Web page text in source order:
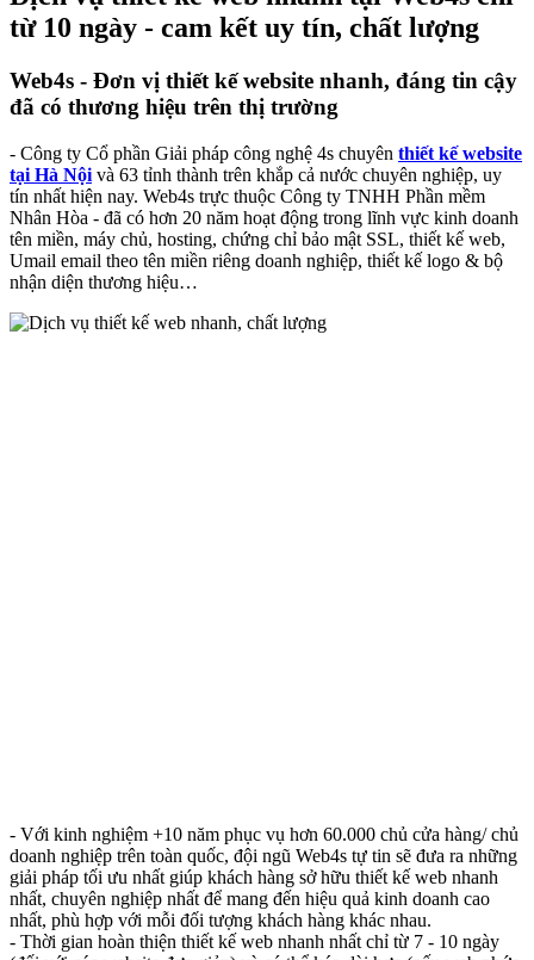
từ 10 ngày - cam kết uy tín, chất lượng
Web4s - Đơn vị thiết kế website nhanh, đáng tin cậy
đã có thương hiệu trên thị trường
- Công ty Cổ phần Giải pháp công nghệ 4s chuyên thiết kế website
tại Hà Nội và 63 tỉnh thành trên khắp cả nước chuyên nghiệp, uy
tín nhất hiện nay. Web4s trực thuộc Công ty TNHH Phần mềm
Nhân Hòa - đã có hơn 20 năm hoạt động trong lĩnh vực kinh doanh
tên miền, máy chủ, hosting, chứng chỉ bảo mật SSL, thiết kế web,
Umail email theo tên miền riêng doanh nghiệp, thiết kế logo & bộ
nhận diện thương hiệu…
- Với kinh nghiệm +10 năm phục vụ hơn 60.000 chủ cửa hàng/ chủ
doanh nghiệp trên toàn quốc, đội ngũ Web4s tự tin sẽ đưa ra những
giải pháp tối ưu nhất giúp khách hàng sở hữu thiết kế web nhanh
nhất, chuyên nghiệp nhất để mang đến hiệu quả kinh doanh cao
nhất, phù hợp với mỗi đối tượng khách hàng khác nhau.
- Thời gian hoàn thiện thiết kế web nhanh nhất chỉ từ 7 - 10 ngày